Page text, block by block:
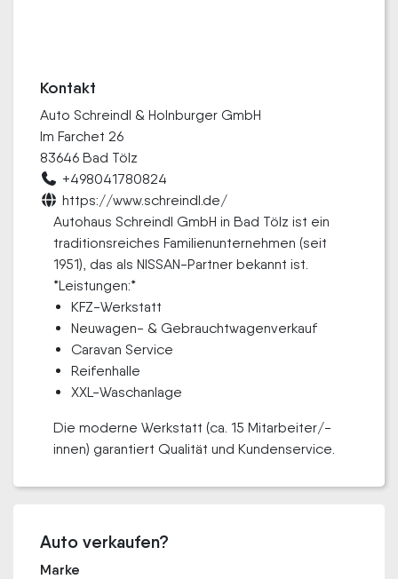
Kontakt
Auto Schreindl & Holnburger GmbH
Im Farchet 26
83646 Bad Tölz
+498041780824
https://www.schreindl.de/
Autohaus Schreindl GmbH in Bad Tölz ist ein
traditionsreiches Familienunternehmen (seit
1951), das als NISSAN-Partner bekannt ist.
*Leistungen:*
KFZ-Werkstatt
Neuwagen- & Gebrauchtwagenverkauf
Caravan Service
Reifenhalle
XXL-Waschanlage
Die moderne Werkstatt (ca. 15 Mitarbeiter/-
innen) garantiert Qualität und Kundenservice.
Auto verkaufen?
Marke